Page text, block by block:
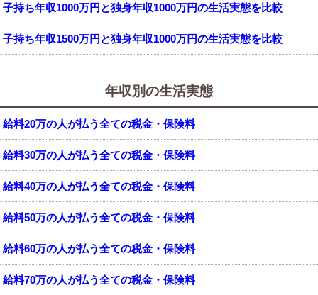
子持ち年収1000万円と独身年収1000万円の生活実態を比較
子持ち年収1500万円と独身年収1000万円の生活実態を比較
年収別の生活実態
給料20万の人が払う全ての税金・保険料
給料30万の人が払う全ての税金・保険料
給料40万の人が払う全ての税金・保険料
給料50万の人が払う全ての税金・保険料
給料60万の人が払う全ての税金・保険料
給料70万の人が払う全ての税金・保険料